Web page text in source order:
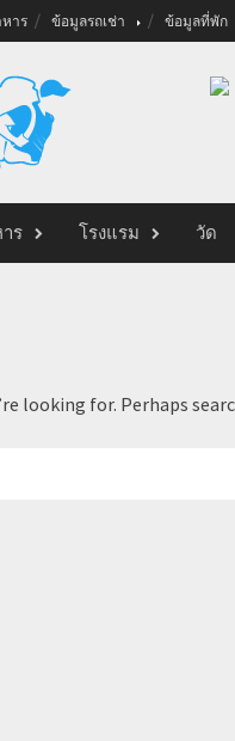
าร ข้อมูลรถเช่า ข้อมูลที่พัก
ร โรงแรม วัด
looking for. Perhaps